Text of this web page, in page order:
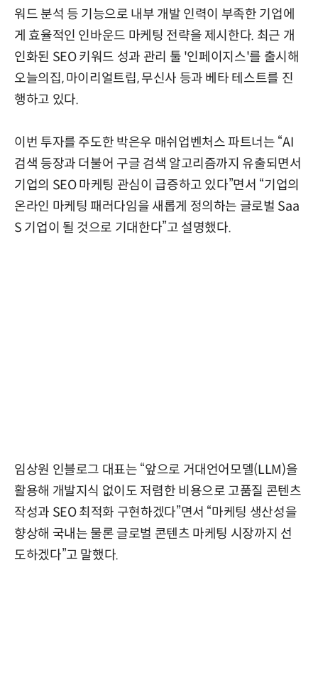
워드 분석 등 기능으로 내부 개발 인력이 부족한 기업에
게 효율적인 인바운드 마케팅 전략을 제시한다. 최근 개
인화된 SEO 키워드 성과 관리 툴 '인페이지스'를 출시해
오늘의집, 마이리얼트립, 무신사 등과 베타 테스트를 진
행하고 있다.
이번 투자를 주도한 박은우 매쉬업벤처스 파트너는 “AI
검색 등장과 더불어 구글 검색 알고리즘까지 유출되면서
기업의 SEO 마케팅 관심이 급증하고 있다”면서 “기업의
온라인 마케팅 패러다임을 새롭게 정의하는 글로벌 Saa
S 기업이 될 것으로 기대한다”고 설명했다.
임상원 인블로그 대표는 “앞으로 거대언어모델(LLM)을
활용해 개발지식 없이도 저렴한 비용으로 고품질 콘텐츠
작성과 SEO 최적화 구현하겠다”면서 “마케팅 생산성을
향상해 국내는 물론 글로벌 콘텐츠 마케팅 시장까지 선
도하겠다”고 말했다.